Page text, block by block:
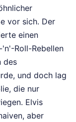
vor sich. Der
einen
Roll-Rebellen
des
und doch lag
die nur
Elvis
aber